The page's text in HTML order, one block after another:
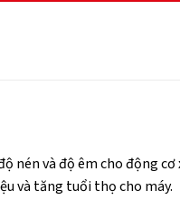
và độ êm cho động cơ
và tăng tuổi thọ cho máy.